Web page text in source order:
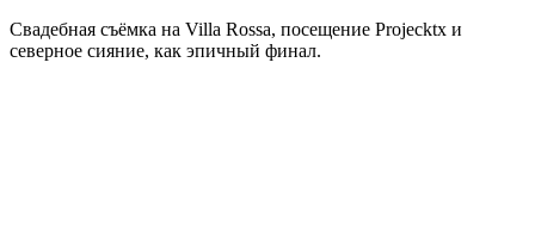
Свадебная съёмка на Villa Rossa, посещение Projecktx и
северное сияние, как эпичный финал.